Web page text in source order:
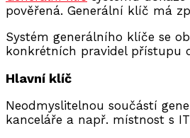
pověřená. Generální klíč má
Systém generálního klíče se
konkrétních pravidel přístupu
Hlavní klíč
Neodmyslitelnou součástí
kanceláře a např. místnost s